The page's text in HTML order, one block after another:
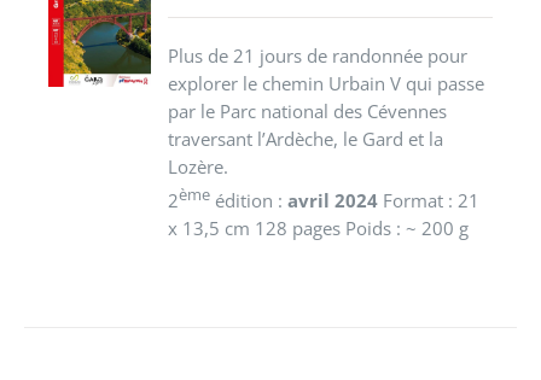
PANIER
/
DÉTAILS
Plus de 21 jours de randonnée pour
explorer le chemin Urbain V qui passe
par le Parc national des Cévennes
traversant l’Ardèche, le Gard et la
Lozère.
2ème édition :avril 2024 Format : 21
x 13,5 cm 128 pages Poids : ~ 200 g